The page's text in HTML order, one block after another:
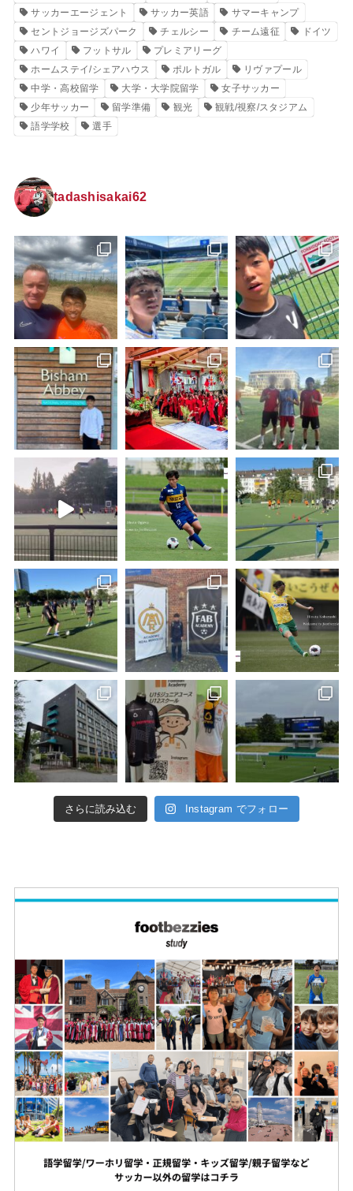
サッカーエージェント
サッカー英語
サマーキャンプ
セントジョージズパーク
チェルシー チーム遠征
ドイツ
ハワイ
フットサル
プレミアリーグ
ホームステイ/シェアハウス
ポルトガル
リヴァプール
中学・高校留学
大学・大学院留学
女子サッカー
少年サッカー
留学準備 観光
観戦/視察/スタジアム
語学学校
選手
tadashisakai62
さらに読み込む Instagram でフォロー